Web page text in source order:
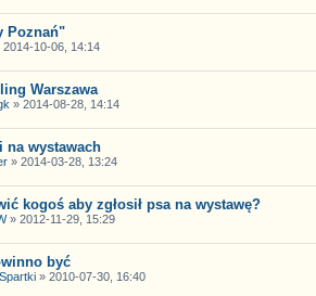
Poznań"
10-06, 14:14
Warszawa
» 2014-08-28, 14:14
na wystawach
» 2014-03-28, 13:24
kogoś aby zgłosił psa na wystawę?
» 2012-11-29, 15:29
być
» 2010-07-30, 16:40